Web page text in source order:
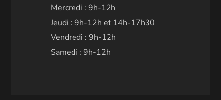
Mercredi : 9h-12h
Jeudi : 9h-12h et 14h-17h30
Vendredi : 9h-12h
Samedi : 9h-12h